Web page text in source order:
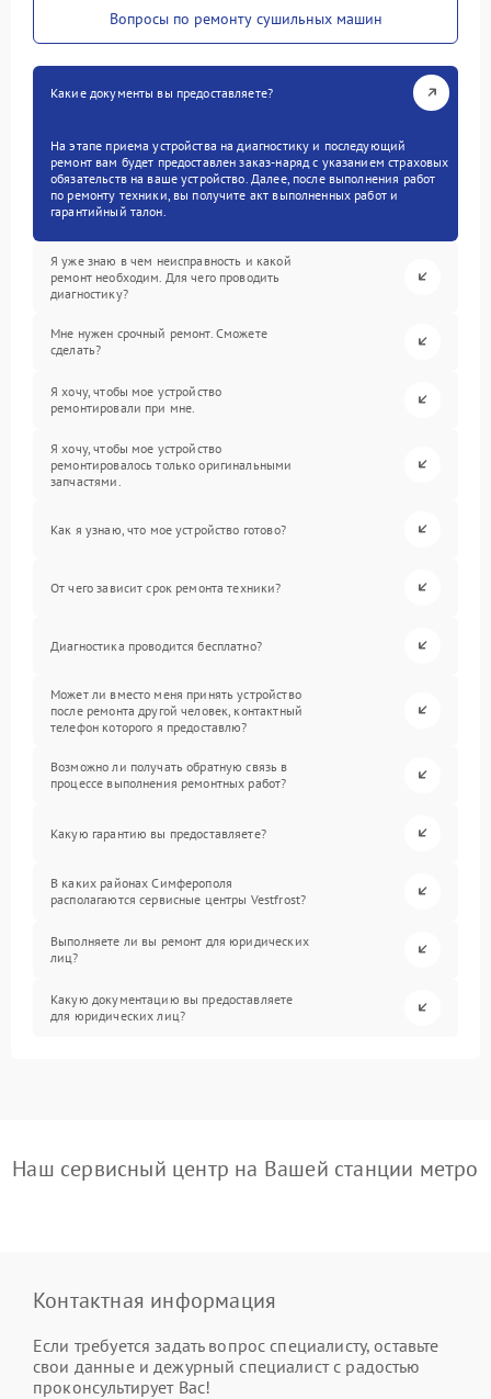
Вопросы по ремонту сушильных машин
Какие документы вы предоставляете?
На этапе приема устройства на диагностику и последующий
ремонт вам будет предоставлен заказ-наряд с указанием страховых
обязательств на ваше устройство. Далее, после выполнения работ
по ремонту техники, вы получите акт выполненных работ и
гарантийный талон.
Я уже знаю в чем неисправность и какой
ремонт необходим. Для чего проводить
диагностику?
Мне нужен срочный ремонт. Сможете
сделать?
Я хочу, чтобы мое устройство
ремонтировали при мне.
Я хочу, чтобы мое устройство
ремонтировалось только оригинальными
запчастями.
Как я узнаю, что мое устройство готово?
От чего зависит срок ремонта техники?
Диагностика проводится бесплатно?
Может ли вместо меня принять устройство
после ремонта другой человек, контактный
телефон которого я предоставлю?
Возможно ли получать обратную связь в
процессе выполнения ремонтных работ?
Какую гарантию вы предоставляете?
В каких районах Симферополя
располагаются сервисные центры Vestfrost?
Выполняете ли вы ремонт для юридических
лиц?
Какую документацию вы предоставляете
для юридических лиц?
Наш сервисный центр на Вашей станции метро
Контактная информация
Если требуется задать вопрос специалисту, оставьте
свои данные и дежурный специалист с радостью
проконсультирует Вас!